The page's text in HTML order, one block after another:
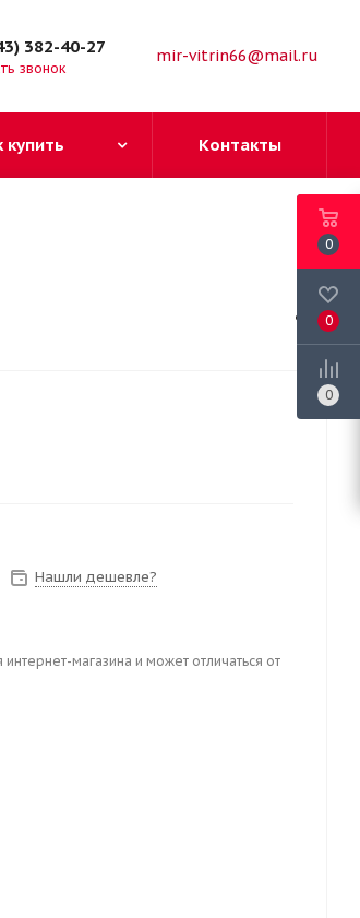
mir-vitrin66@mail.ru
382-40-27
звонок
купить Контакты
Нашли дешевле?
магазина и может отличаться от
0
0
0